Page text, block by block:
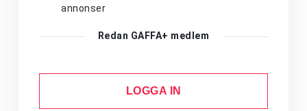
annonser
Redan GAFFA+ medlem
LOGGA IN